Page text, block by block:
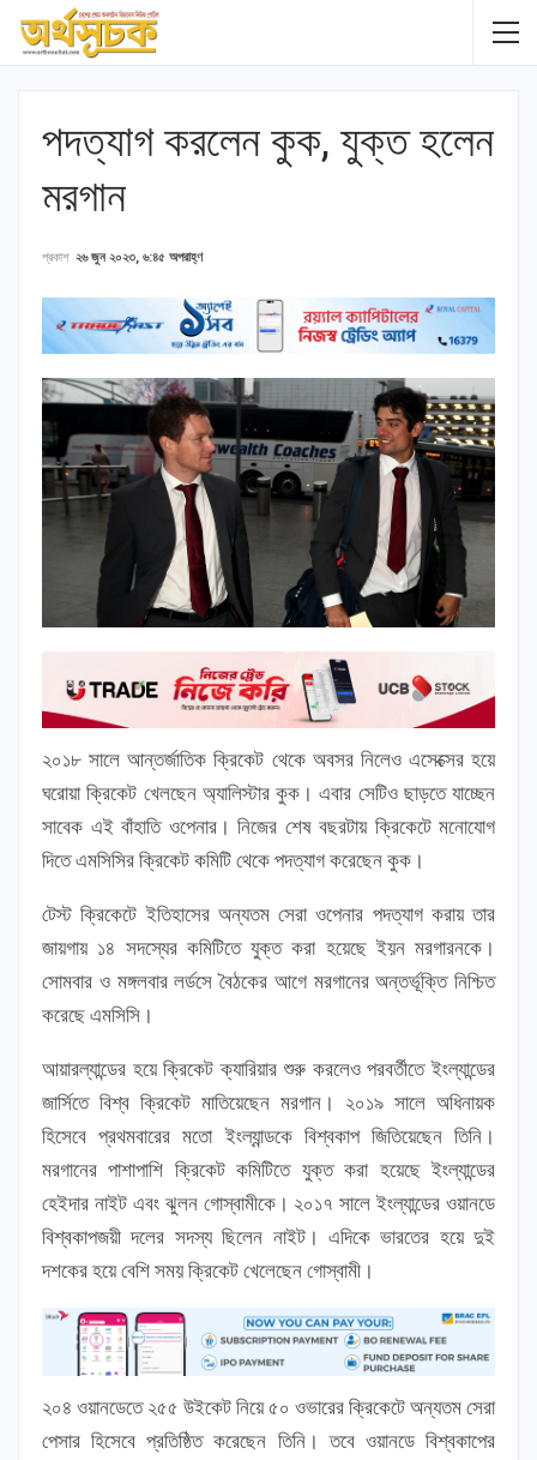
পদত্যাগ করলেন কুক, যুক্ত হলেন
মরগান
প্রকাশ ২৬ জুন ২০২৩, ৬:৪৫ অপরাহ্ণ
২০১৮ সালে আন্তর্জাতিক ক্রিকেট থেকে অবসর নিলেও এসেক্সের হয়ে
ঘরোয়া ক্রিকেট খেলছেন অ্যালিস্টার কুক। এবার সেটিও ছাড়তে যাচ্ছেন
সাবেক এই বাঁহাতি ওপেনার। নিজের শেষ বছরটায় ক্রিকেটে মনোযোগ
দিতে এমসিসির ক্রিকেট কমিটি থেকে পদত্যাগ করেছেন কুক।
টেস্ট ক্রিকেটে ইতিহাসের অন্যতম সেরা ওপেনার পদত্যাগ করায় তার
জায়গায় ১৪ সদস্যের কমিটিতে যুক্ত করা হয়েছে ইয়ন মরগারনকে।
সোমবার ও মঙ্গলবার লর্ডসে বৈঠকের আগে মরগানের অন্তর্ভূক্তি নিশ্চিত
করেছে এমসিসি।
আয়ারল্যান্ডের হয়ে ক্রিকেট ক্যারিয়ার শুরু করলেও পরবর্তীতে ইংল্যান্ডের
জার্সিতে বিশ্ব ক্রিকেট মাতিয়েছেন মরগান। ২০১৯ সালে অধিনায়ক
হিসেবে প্রথমবারের মতো ইংল্যান্ডকে বিশ্বকাপ জিতিয়েছেন তিনি।
মরগানের পাশাপাশি ক্রিকেট কমিটিতে যুক্ত করা হয়েছে ইংল্যান্ডের
হেইদার নাইট এবং ঝুলন গোস্বামীকে। ২০১৭ সালে ইংল্যান্ডের ওয়ানডে
বিশ্বকাপজয়ী দলের সদস্য ছিলেন নাইট। এদিকে ভারতের হয়ে দুই
দশকের হয়ে বেশি সময় ক্রিকেট খেলেছেন গোস্বামী।
২০৪ ওয়ানডেতে ২৫৫ উইকেট নিয়ে ৫০ ওভারের ক্রিকেটে অন্যতম সেরা
পেসার হিসেবে প্রতিষ্ঠিত করেছেন তিনি। তবে ওয়ানডে বিশ্বকাপের